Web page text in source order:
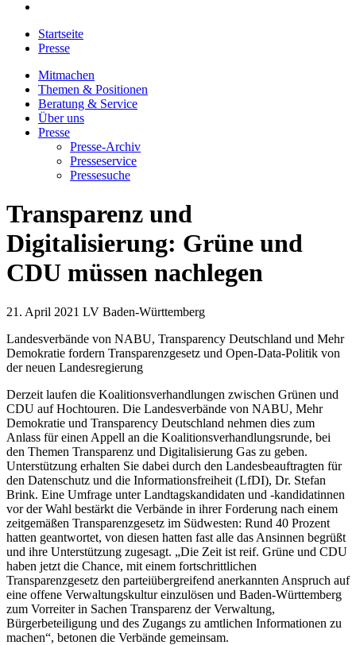
Startseite
Presse
Mitmachen
Themen & Positionen
Beratung & Service
Über uns
Presse
Presse-Archiv
Presseservice
Pressesuche
Transparenz und
Digitalisierung: Grüne und
CDU müssen nachlegen
21. April 2021 LV Baden-Württemberg
Landesverbände von NABU, Transparency Deutschland und Mehr
Demokratie fordern Transparenzgesetz und Open-Data-Politik von
der neuen Landesregierung
Derzeit laufen die Koalitionsverhandlungen zwischen Grünen und
CDU auf Hochtouren. Die Landesverbände von NABU, Mehr
Demokratie und Transparency Deutschland nehmen dies zum
Anlass für einen Appell an die Koalitionsverhandlungsrunde, bei
den Themen Transparenz und Digitalisierung Gas zu geben.
Unterstützung erhalten Sie dabei durch den Landesbeauftragten für
den Datenschutz und die Informationsfreiheit (LfDI), Dr. Stefan
Brink. Eine Umfrage unter Landtagskandidaten und -kandidatinnen
vor der Wahl bestärkt die Verbände in ihrer Forderung nach einem
zeitgemäßen Transparenzgesetz im Südwesten: Rund 40 Prozent
hatten geantwortet, von diesen hatten fast alle das Ansinnen begrüßt
und ihre Unterstützung zugesagt. „Die Zeit ist reif. Grüne und CDU
haben jetzt die Chance, mit einem fortschrittlichen
Transparenzgesetz den parteiübergreifend anerkannten Anspruch auf
eine offene Verwaltungskultur einzulösen und Baden-Württemberg
zum Vorreiter in Sachen Transparenz der Verwaltung,
Bürgerbeteiligung und des Zugangs zu amtlichen Informationen zu
machen“, betonen die Verbände gemeinsam.